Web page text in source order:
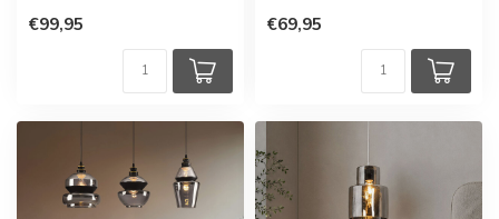
€99,95 €69,95